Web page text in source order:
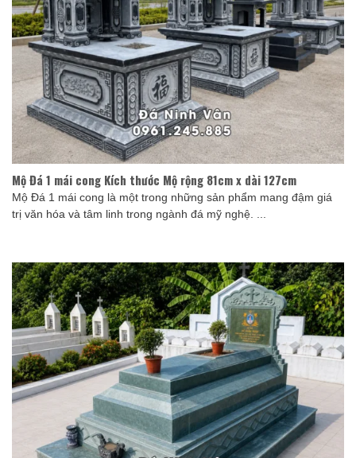
Mộ Đá 1 mái cong Kích thước Mộ rộng 81cm x dài 127cm
Mộ Đá 1 mái cong là một trong những sản phẩm mang đậm giá
trị văn hóa và tâm linh trong ngành đá mỹ nghệ. ...